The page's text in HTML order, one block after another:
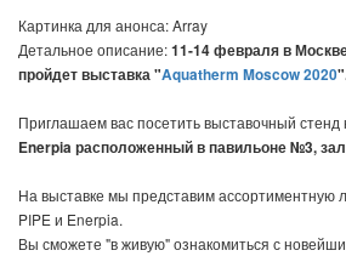
Картинка для анонса: Array
Детальное описание:11-14 февраля в
пройдет выставка "Aquatherm Moscow 2020
Приглашаем вас посетить выставочный
Enerpia расположенный в павильоне №3,
На выставке мы представим ассортиментную
PIPE и Enerpia.
Вы сможете "в живую" ознакомиться с